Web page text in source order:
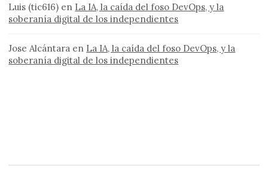
Luis (tic616) en La IA, la caída del foso DevOps, y la
soberanía digital de los independientes
Jose Alcántara en La IA, la caída del foso DevOps, y la
soberanía digital de los independientes